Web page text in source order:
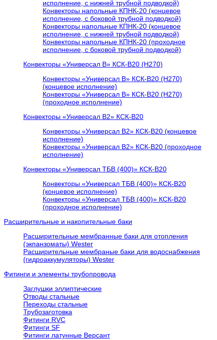
исполнение, с нижней трубной подводкой)
Конвекторы напольные КПНК-20 (концевое
исполнение, с боковой трубной подводкой)
Конвекторы напольные КПНК-20 (концевое
исполнение, с нижней трубной подводкой)
Конвекторы напольные КПНК-20 (проходное
исполнение, с боковой трубной подводкой)
Конвекторы «Универсал В» КСК-В20 (H270)
Конвекторы «Универсал В» КСК-В20 (H270)
(концевое исполнение)
Конвекторы «Универсал В» КСК-В20 (H270)
(проходное исполнение)
Конвекторы «Универсал В2» КСК-В20
Конвекторы «Универсал В2» КСК-В20 (концевое
исполнение)
Конвекторы «Универсал В2» КСК-В20 (проходное
исполнение)
Конвекторы «Универсал ТБВ (400)» КСК-В20
Конвекторы «Универсал ТБВ (400)» КСК-В20
(концевое исполнение)
Конвекторы «Универсал ТБВ (400)» КСК-В20
(проходное исполнение)
Расширительные и накопительные баки
Расширительные мембранные баки для отопления
(экпанзоматы) Wester
Расширительные мембраные баки для водоснабжения
(гидроаккумуляторы) Wester
Фитинги и элементы трубопровода
Заглушки эллиптические
Отводы стальные
Переходы стальные
Трубозаготовка
Фитинги RVC
Фитинги SF
Фитинги латунные Версант